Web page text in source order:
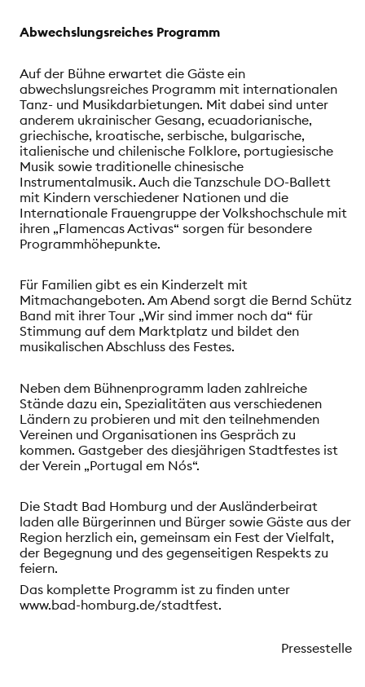
Abwechslungsreiches Programm
Auf der Bühne erwartet die Gäste ein
abwechslungsreiches Programm mit internationalen
Tanz- und Musikdarbietungen. Mit dabei sind unter
anderem ukrainischer Gesang, ecuadorianische,
griechische, kroatische, serbische, bulgarische,
italienische und chilenische Folklore, portugiesische
Musik sowie traditionelle chinesische
Instrumentalmusik. Auch die Tanzschule DO-Ballett
mit Kindern verschiedener Nationen und die
Internationale Frauengruppe der Volkshochschule mit
ihren „Flamencas Activas“ sorgen für besondere
Programmhöhepunkte.
Für Familien gibt es ein Kinderzelt mit
Mitmachangeboten. Am Abend sorgt die Bernd Schütz
Band mit ihrer Tour „Wir sind immer noch da“ für
Stimmung auf dem Marktplatz und bildet den
musikalischen Abschluss des Festes.
Neben dem Bühnenprogramm laden zahlreiche
Stände dazu ein, Spezialitäten aus verschiedenen
Ländern zu probieren und mit den teilnehmenden
Vereinen und Organisationen ins Gespräch zu
kommen. Gastgeber des diesjährigen Stadtfestes ist
der Verein „Portugal em Nós“.
Die Stadt Bad Homburg und der Ausländerbeirat
laden alle Bürgerinnen und Bürger sowie Gäste aus der
Region herzlich ein, gemeinsam ein Fest der Vielfalt,
der Begegnung und des gegenseitigen Respekts zu
feiern.
Das komplette Programm ist zu finden unter
www.bad-homburg.de/stadtfest.
Pressestelle